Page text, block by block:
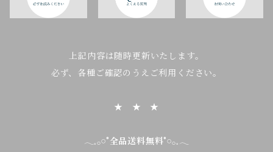
上記内容は随時更新いたします。
必ず、各種ご確認のうえご利用ください。
★ ★ ★
𓂃𓈒𓂂𓏸°全品送料無料°𓏸𓂂𓈒𓂃